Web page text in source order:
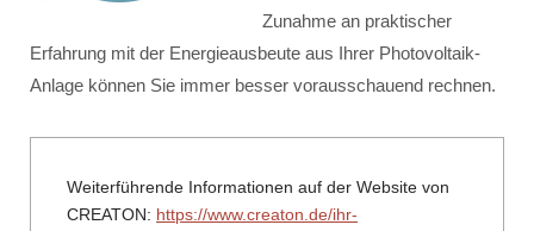
Zunahme an praktischer
Erfahrung mit der Energieausbeute aus Ihrer Photovoltaik-
Anlage können Sie immer besser vorausschauend rechnen.
Weiterführende Informationen auf der Website von
CREATON: https://www.creaton.de/ihr-